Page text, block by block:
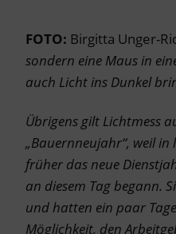
FOTO: Birgitta Unger-
sondern eine Maus in
auch Licht ins Dunkel
Übrigens gilt Lichtmess
„Bauernneujahr“, weil in
früher das neue
an diesem Tag begann.
und hatten ein paar
Möglichkeit, den